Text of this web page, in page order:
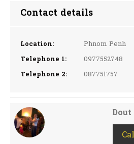
Contact details
Location:
Phnom Penh
Telephone 1:
0977552748
Telephone 2:
087751757